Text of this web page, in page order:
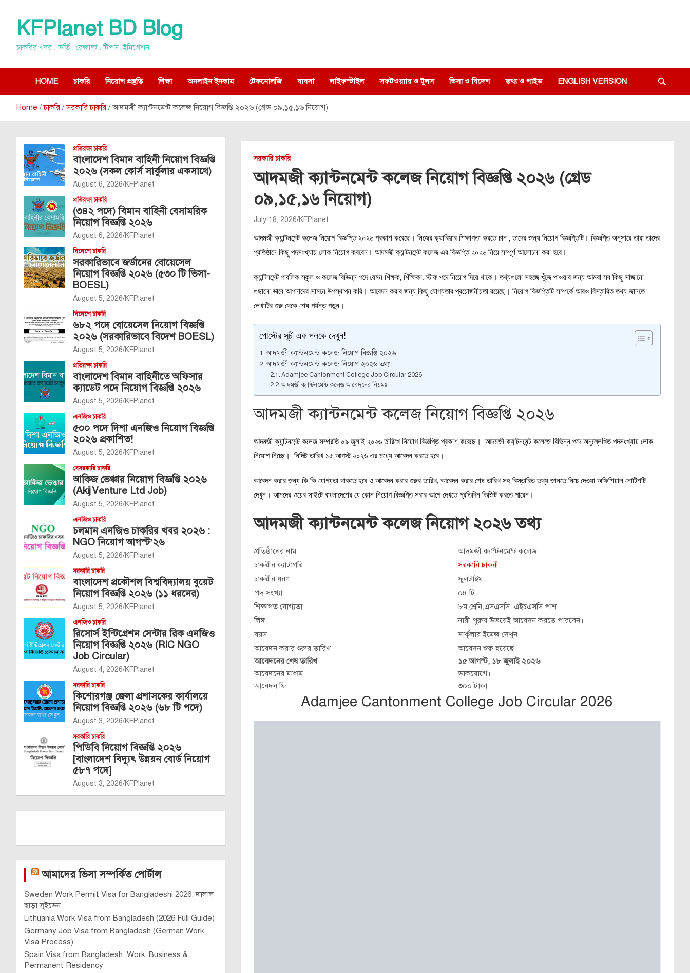
contentKFPlanet BD Blog
চাকরির খবর : ভর্তি : রেজাল্ট : টিপস: ইমিগ্রেশন
HOME চাকরি নিয়োগ প্রস্তুতি শিক্ষা অনলাইন ইনকাম টেকনোলজি ব্যবসা লাইফস্টাইল সফটওয়্যার ও টুলস ভিসা ও বিদেশ তথ্য ও গাইড ENGLISH VERSION
Home চাকরি সরকারি চাকরি আদমজী ক্যান্টনমেন্ট কলেজ নিয়োগ বিজ্ঞপ্তি ২০২৬ (গ্রেড ০৯,১৫,১৬ নিয়োগ)
সরকারি চাকরি
আদমজী ক্যান্টনমেন্ট কলেজ নিয়োগ বিজ্ঞপ্তি ২০২৬ (গ্রেড
০৯,১৫,১৬ নিয়োগ)
July 18, 2026 KFPlanet
আদমজী ক্যান্টনমেন্ট কলেজ নিয়োগ বিজ্ঞপ্তি ২০২৬ প্রকাশ করেছে। নিজের ক্যারিয়ার শিক্ষাগতা করতে চান , তাদের জন্য নিয়োগ বিজ্ঞপ্তিটি। বিজ্ঞপ্তি অনুসারে তারা তাদের
প্রতিষ্ঠানে কিছু পদসংখ্যায় লোক নিয়োগ করবেন। আদমজী ক্যান্টনমেন্ট কলেজ এর বিজ্ঞপ্তি ২০২৬ নিয়ে সম্পূর্ণ আলোচনা করা হবে।
ক্যান্টনমেন্ট পাবলিক স্কুল ও কলেজ বিভিন্ন পদে যেমন শিক্ষক, শিক্ষিকা, স্টাফ পদে নিয়োগ দিয়ে থাকে। তথ্যগুলো সহজে খুঁজে পাওয়ার জন্য আমরা সব কিছু সাজানো
গুছানো ভাবে আপনাদের সামনে উপস্থাপন করি। আবেদন করার জন্য কিছু যোগ্যতার প্রয়োজনীয়তা রয়েছে। নিয়োগ বিজ্ঞপ্তিটি সম্পর্কে আরও বিস্তারিত তথ্য জানতে
লেখাটির শুরু থেকে শেষ পর্যন্ত পড়ুন।
পোস্টের সূচী এক পলকে দেখুন!
আদমজী ক্যান্টনমেন্ট কলেজ নিয়োগ বিজ্ঞপ্তি ২০২৬
আদমজী ক্যান্টনমেন্ট কলেজ নিয়োগ ২০২৬ তথ্য
Adamjee Cantonment College Job Circular 2026
আদমজী ক্যান্টনমেন্ট কলেজ আবেদনের নিয়মঃ
আদমজী ক্যান্টনমেন্ট কলেজ নিয়োগ বিজ্ঞপ্তি ২০২৬
আদমজী ক্যান্টনমেন্ট কলেজ সম্প্রতি ০৯ জুলাই ২০২৬ তারিখে নিয়োগ বিজ্ঞপ্তি প্রকাশ করেছে। আদমজী ক্যান্টনমেন্ট কলেজে বিভিন্ন পদে অনুল্লেখিত পদসংখ্যায় লোক
নিয়োগ নিচ্ছে। নিদিষ্ট তারিখ ১৫ আগস্ট ২০২৬ এর মধ্যে আবেদন করতে হবে।
আবেদন করার জন্য কি কি যোগ্যতা থাকতে হবে ও আবেদন করার শুরুর তারিখ, আবেদন করার শেষ তারিখ সহ বিস্তারিত তথ্য জানতে নিচে দেওয়া অফিশিয়াল নোটিশটি
দেখুন। আমদের ওয়েব সাইটে বাংলাদেশের যে কোন নিয়োগ বিজ্ঞপ্তি সবার আগে দেখতে প্রতিদিন ভিজিট করতে পারেন।
আদমজী ক্যান্টনমেন্ট কলেজ নিয়োগ ২০২৬ তথ্য
প্রতিষ্ঠানের নাম
আদমজী ক্যান্টনমেন্ট কলেজ
চাকরীর ক্যাটাগরি
সরকারি চাকরী
চাকরীর ধরণ
ফুলটাইম
পদ সংখ্যা
০৪ টি
শিক্ষাগত যোগ্যতা
৮ম শ্রেনি,এসএসসি, এইচএসসি পাশ।
লিঙ্গ
নারী পুরুষ উভয়েই আবেদন করতে পারবেন।
বয়স
সার্কুলার ইমেজ দেখুন।
আবেদন করার শুরুর তারিখ
আবেদন শুরু হয়েছে।
আবেদনের শেষ তারিখ
১৫ আগস্ট, ১৮ জুলাই ২০২৬
আবেদনের মাধ্যম
ডাকযোগে।
আবেদন ফি
৩০০ টাকা
Adamjee Cantonment College Job Circular 2026
প্রতিরক্ষা চাকরি
বাংলাদেশ বিমান বাহিনী নিয়োগ বিজ্ঞপ্তি
২০২৬ (সকল কোর্স সার্কুলার একসাথে)
August 6, 2026 KFPlanet
প্রতিরক্ষা চাকরি
(৩৪২ পদে) বিমান বাহিনী বেসামরিক
নিয়োগ বিজ্ঞপ্তি ২০২৬
August 6, 2026 KFPlanet
বিদেশে চাকরি
সরকারিভাবে জর্ডানের বোয়েসেল
নিয়োগ বিজ্ঞপ্তি ২০২৬ (৫৩০ টি ভিসা-
BOESL)
August 5, 2026 KFPlanet
বিদেশে চাকরি
৬৮২ পদে বোয়েসেল নিয়োগ বিজ্ঞপ্তি
২০২৬ (সরকারিভাবে বিদেশ BOESL)
August 5, 2026 KFPlanet
প্রতিরক্ষা চাকরি
বাংলাদেশ বিমান বাহিনীতে অফিসার
ক্যাডেট পদে নিয়োগ বিজ্ঞপ্তি ২০২৬
August 5, 2026 KFPlanet
এনজিও চাকরি
৫০০ পদে দিশা এনজিও নিয়োগ বিজ্ঞপ্তি
২০২৬ প্রকাশিত!
August 5, 2026 KFPlanet
বেসরকারি চাকরি
আকিজ ভেঞ্চার নিয়োগ বিজ্ঞপ্তি ২০২৬
(Akij Venture Ltd Job)
August 5, 2026 KFPlanet
এনজিও চাকরি
চলমান এনজিও চাকরির খবর ২০২৬ :
NGO নিয়োগ আগস্ট’২৬
August 5, 2026 KFPlanet
সরকারি চাকরি
বাংলাদেশ প্রকৌশল বিশ্ববিদ্যালয় বুয়েট
নিয়োগ বিজ্ঞপ্তি ২০২৬ (১১ ধরনের)
August 5, 2026 KFPlanet
এনজিও চাকরি
রিসোর্স ইন্টিগ্রেশন সেন্টার রিক এনজিও
নিয়োগ বিজ্ঞপ্তি ২০২৬ (RIC NGO
Job Circular)
August 4, 2026 KFPlanet
সরকারি চাকরি
কিশোরগঞ্জ জেলা প্রশাসকের কার্যালয়ে
নিয়োগ বিজ্ঞপ্তি ২০২৬ (৬৮ টি পদে)
August 3, 2026 KFPlanet
সরকারি চাকরি
পিডিবি নিয়োগ বিজ্ঞপ্তি ২০২৬
[বাংলাদেশ বিদ্যুৎ উন্নয়ন বোর্ড নিয়োগ
৫৮৭ পদে]
August 3, 2026 KFPlanet
আমাদের ভিসা সম্পর্কিত পোর্টাল
Sweden Work Permit Visa for Bangladeshi 2026: দালাল
ছাড়া সুইডেন
Lithuania Work Visa from Bangladesh (2026 Full Guide)
Germany Job Visa from Bangladesh (German Work
Visa Process)
Spain Visa from Bangladesh: Work, Business &
Permanent Residency